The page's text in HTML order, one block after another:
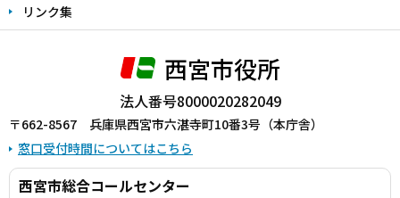
リンク集
西宮市役所
法人番号8000020282049
〒662-8567 兵庫県西宮市六湛寺町10番3号（本庁舎）
窓口受付時間についてはこちら
西宮市総合コールセンター